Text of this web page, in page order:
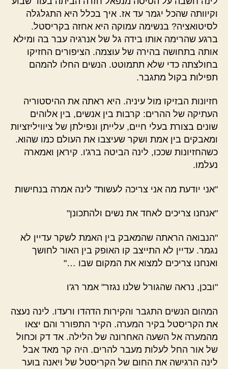
וקיוותה שהכל יגמר עד אז. איך בכלל היא התגלגלה
לסיטואציה? בנשימה עמוקה היא אחזה בקריסטל.
ברגע שהרימה אותו בידה גל של אנרגיה עבר בה ומילא
אותה בתחושה בהירה של עוצמה. הציפורים החזיקו
בחולצתה כדי שלא תתמוטט. הנשים החלו להמהם
תפילות בקול מתגבר.
חזיונות הבזיקו מול עיניה. היא ראתה את ההיסטוריה
העתיקה של ההרים: קרבות בין אנשים, בין אלוהים
שונים בצורת בעלי חיים, עלייתן ונפילתן של ציוויליזציות
ומאבקים בין אמת ושקר שעיצבו את העולם כמו שהוא.
כשהחזיונות שככו, לינה הביטה ברג'ו. קיראן ואמארה
נעלמו.
"אני יודעת מה אני צריכה לעשות" לינה אמרה בנחישות
"אנחנו צריכים לאחד את נשים ולהתכונן"
"הנבואה הראתה שהמאבק בין האמת לשקר עדיין לא
נגמר. עדיין לא התייצב קו האופק בין האור לחושך
ואנחנו צריכים למצוא את המקום שבו …"
"ובכן, נראה שהגורל שלנו נגזר" אמר רג'ו
המהום הנשים התגבר והקירות הדהדו ורעדו. לינה נעצה
את הקריסטל בקיר המערה. הקיר התפורר והם יצאו
מהמערה אל השעה האחרונה של הלילה. אד דק וכחול
של אור החל לעלות מעבר להרים. היה קר מאד אבל
לינה הרגישה את החום של הקריסטל של ויאנה בוער